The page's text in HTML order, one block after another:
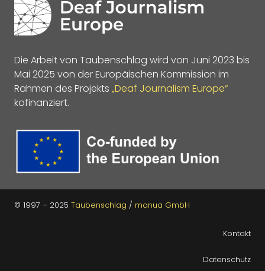
Die Arbeit von Taubenschlag wird von Juni 2023 bis
Mai 2025 von der Europäischen Kommission im
Rahmen des Projekts „Deaf Journalism Europe“
kofinanziert.
© 1997 – 2025 Taubenschlag / manua GmbH
Kontakt
Datenschutz